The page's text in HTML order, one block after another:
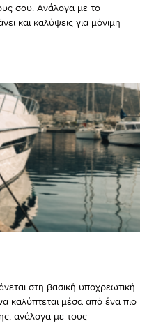
σου. Ανάλογα με το
και καλύψεις για μόνιμη
στη βασική υποχρεωτική
καλύπτεται μέσα από ένα πιο
ανάλογα με τους